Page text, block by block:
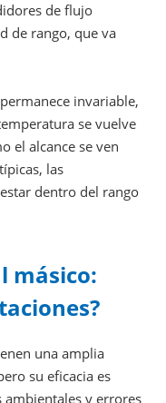
de flujo
de rango, que va
invariable,
se vuelve
el alcance se ven
las
dentro del rango
másico:
una amplia
su eficacia es
y errores